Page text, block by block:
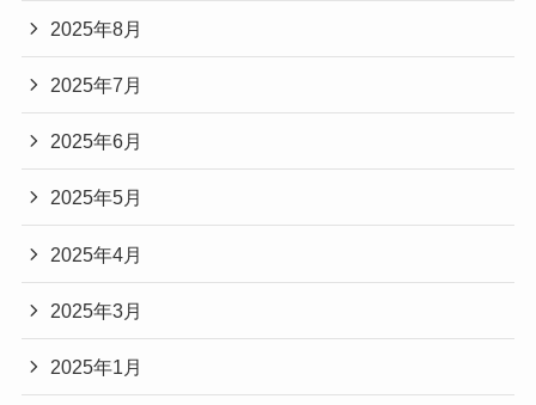
2025年8月
2025年7月
2025年6月
2025年5月
2025年4月
2025年3月
2025年1月